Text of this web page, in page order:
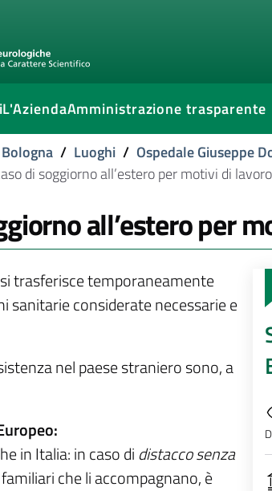
L'AziendaAmministrazione trasparente
/ Luoghi / Ospedale Giuseppe
di soggiorno all’estero per motivi di lavoro
all’estero per
trasferisce temporaneamente
sanitarie considerate necessarie e
nel paese straniero sono, a
in Italia: in caso didistacco senza
che li accompagnano, è